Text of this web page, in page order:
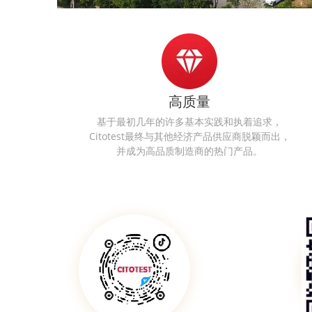
高质量
基于最初几年的许多基本实践和执着追求，
Citotest最终与其他经济产品供应商脱颖而出，
并成为高品质制造商的热门产品。